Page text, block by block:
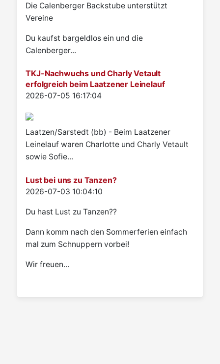
Die Calenberger Backstube unterstützt
Vereine
Du kaufst bargeldlos ein und die
Calenberger...
TKJ-Nachwuchs und Charly Vetault
erfolgreich beim Laatzener Leinelauf
Details
2026-07-05 16:17:04
Laatzen/Sarstedt (bb) - Beim Laatzener
Leinelauf waren Charlotte und Charly Vetault
sowie Sofie...
Lust bei uns zu Tanzen?
Details
2026-07-03 10:04:10
Du hast Lust zu Tanzen??
Dann komm nach den Sommerferien einfach
mal zum Schnuppern vorbei!
Wir freuen...